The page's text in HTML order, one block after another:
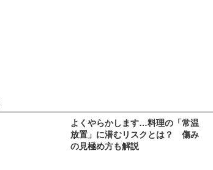
よくやらかします…料理の「常温
放置」に潜むリスクとは？ 傷み
の見極め方も解説